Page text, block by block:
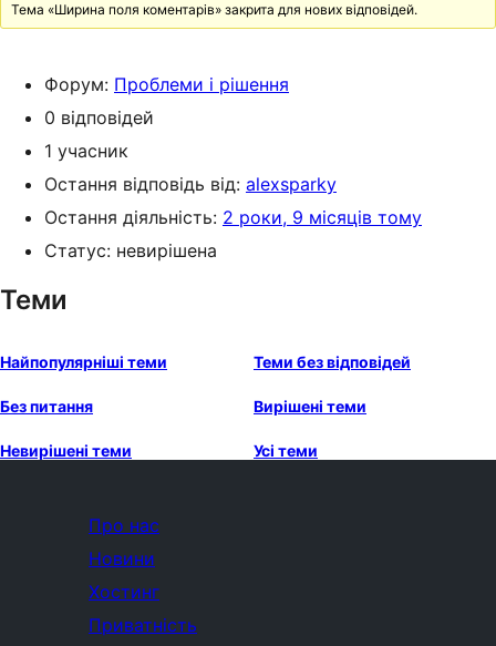
Тема «Ширина поля коментарів» закрита для нових відповідей.
Форум: Проблеми і рішення
0 відповідей
1 учасник
Остання відповідь від: alexsparky
Остання діяльність: 2 роки, 9 місяців тому
Статус: невирішена
Теми
Найпопулярніші теми Теми без відповідей
Без питання Вирішені теми
Невирішені теми Усі теми
Про нас
Новини
Хостинг
Приватність